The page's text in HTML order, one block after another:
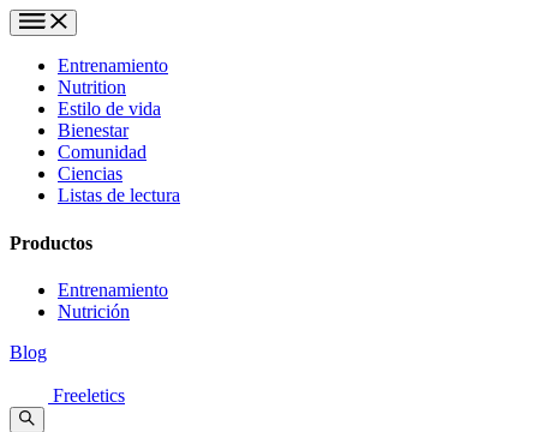
Entrenamiento
Nutrition
Estilo de vida
Bienestar
Comunidad
Ciencias
Listas de lectura
Productos
Entrenamiento
Nutrición
Blog
Freeletics